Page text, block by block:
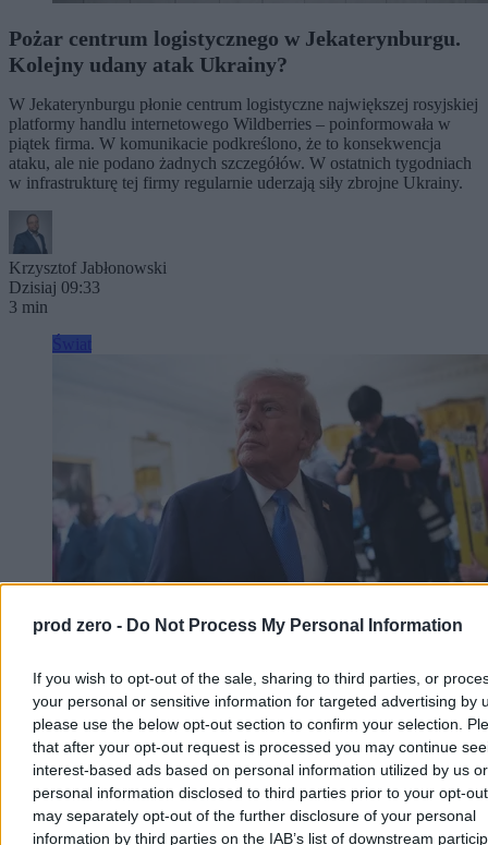
prod zero - Do Not Process My Personal Information
If you wish to opt-out of the sale, sharing to third parties, or
your personal or sensitive information for targeted advertising by
please use the below opt-out section to confirm your selection.
that after your opt-out request is processed you may continue
interest-based ads based on personal information utilized by us or
personal information disclosed to third parties prior to your opt-
may separately opt-out of the further disclosure of your personal
information by third parties on the IAB’s list of downstream
Pożar centrum logistycznego w Jekaterynburgu.
Kolejny udany atak Ukrainy?
W Jekaterynburgu płonie centrum logistyczne największej rosyjskiej
platformy handlu internetowego Wildberries – poinformowała w
piątek firma. W komunikacie podkreślono, że to konsekwencja
ataku, ale nie podano żadnych szczegółów. W ostatnich tygodniach
w infrastrukturę tej firmy regularnie uderzają siły zbrojne Ukrainy.
Krzysztof Jabłonowski
Dzisiaj 09:33
3 min
Trump: Stany Zjednoczone zaangażowane w
rozmowy o pokoju w Ukrainie
Prezydent USA Donald Trump powiedział w czwartek, że
Amerykanie są zaangażowani w rozmowy o zakończeniu wojny w
Ukrainie i poinformował, że doszło w nich do postępu. Nie ujawnił
szczegółów. Wyraził też przekonanie, że wojna z Iranem niedługo
się zakończy.